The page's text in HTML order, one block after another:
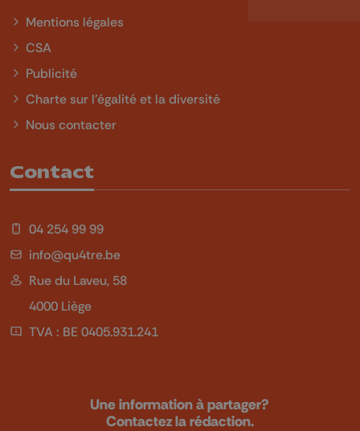
Mentions légales
CSA
Publicité
Charte sur l'égalité et la diversité
Nous contacter
Contact
04 254 99 99
info@qu4tre.be
Rue du Laveu, 58
4000 Liège
TVA : BE 0405.931.241
Une information à partager?
Contactez la rédaction.